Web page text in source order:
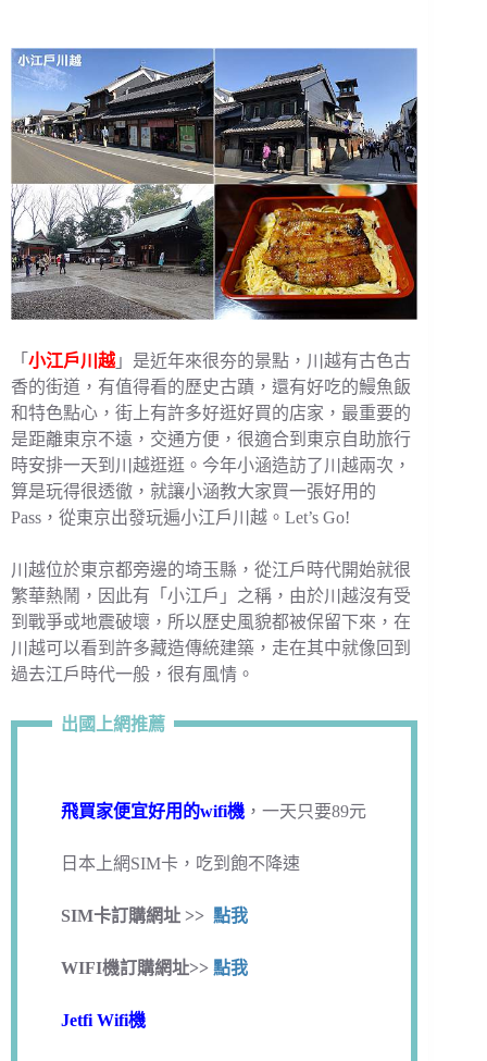
「 小江戶川越 」是近年來很夯的景點，川越有古色古
香的街道，有值得看的歷史古蹟，還有好吃的鰻魚飯
和特色點心，街上有許多好逛好買的店家，最重要的
是距離東京不遠，交通方便，很適合到東京自助旅行
時安排一天到川越逛逛。今年小涵造訪了川越兩次，
算是玩得很透徹，就讓小涵教大家買一張好用的
Pass，從東京出發玩遍小江戶川越。Let’s Go!
川越位於東京都旁邊的埼玉縣，從江戶時代開始就很
繁華熱鬧，因此有「小江戶」之稱，由於川越沒有受
到戰爭或地震破壞，所以歷史風貌都被保留下來，在
川越可以看到許多藏造傳統建築，走在其中就像回到
過去江戶時代一般，很有風情。
出國上網推薦
飛買家便宜好用的wifi機 ，一天只要89元
日本上網SIM卡，吃到飽不降速
SIM卡訂購網址 >> 點我
WIFI機訂購網址>> 點我
Jetfi Wifi機